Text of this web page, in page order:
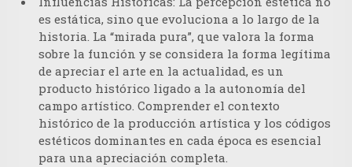
es estática, sino que evoluciona a lo largo de la
historia. La “mirada pura”, que valora la forma
sobre la función y se considera la forma legítima
de apreciar el arte en la actualidad, es un
producto histórico ligado a la autonomía del
campo artístico. Comprender el contexto
histórico de la producción artística y los códigos
estéticos dominantes en cada época es esencial
para una apreciación completa.